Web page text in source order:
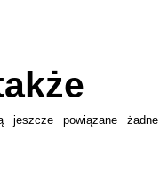
powiązane żadne